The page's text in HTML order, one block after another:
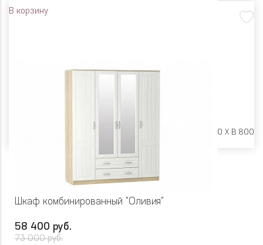
В корзину
Ш 850 X Г 420 X В 800
Шкаф комбинированный "Оливия"
58 400 руб.
73 000 руб.